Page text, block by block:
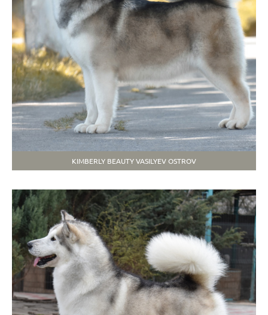
KIMBERLY BEAUTY VASILYEV OSTROV